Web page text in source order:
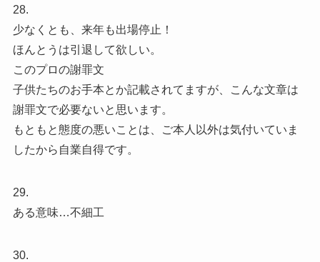
28.
少なくとも、来年も出場停止！
ほんとうは引退して欲しい。
このプロの謝罪文
子供たちのお手本とか記載されてますが、こんな文章は
謝罪文で必要ないと思います。
もともと態度の悪いことは、ご本人以外は気付いていま
したから自業自得です。
29.
ある意味…不細工
30.